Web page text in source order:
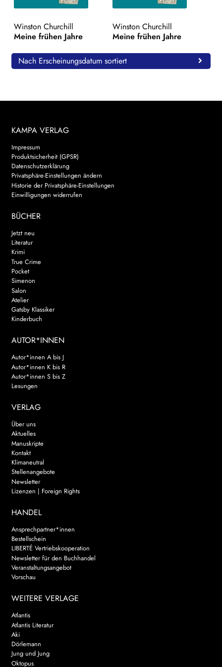
Search:
Winston Churchill
Meine frühen Jahre
Winston Churchill
Meine frühen Jahre
Nach Erscheinungsdatum sortiert
KAMPA VERLAG
Impressum
Produktsicherheit (GPSR)
Datenschutzerklärung
Privatsphäre-Einstellungen ändern
Historie der Privatsphäre-Einstellungen
Einwilligungen widerrufen
BÜCHER
Jetzt neu
Literatur
Krimi
True Crime
Pocket
Simenon
Salon
Atelier
Gatsby Klassiker
Kinderbuch
AUTOR*INNEN
Autor*innen A bis J
Autor*innen K bis R
Autor*innen S bis Z
Lesungen
VERLAG
Über uns
Aktuelles
Manuskripte
Kontakt
Klimaneutral
Stellenangebote
Newsletter
Lizenzen | Foreign Rights
HANDEL
Ansprechpartner*innen
Bestellschein
LIBERTÉ Vertriebskooperation
Newsletter für den Buchhandel
Veranstaltungsangebot
Vorschau
WEITERE VERLAGE
Atlantis
Atlantis Literatur
Aki
Dörlemann
Jung und Jung
Oktopus